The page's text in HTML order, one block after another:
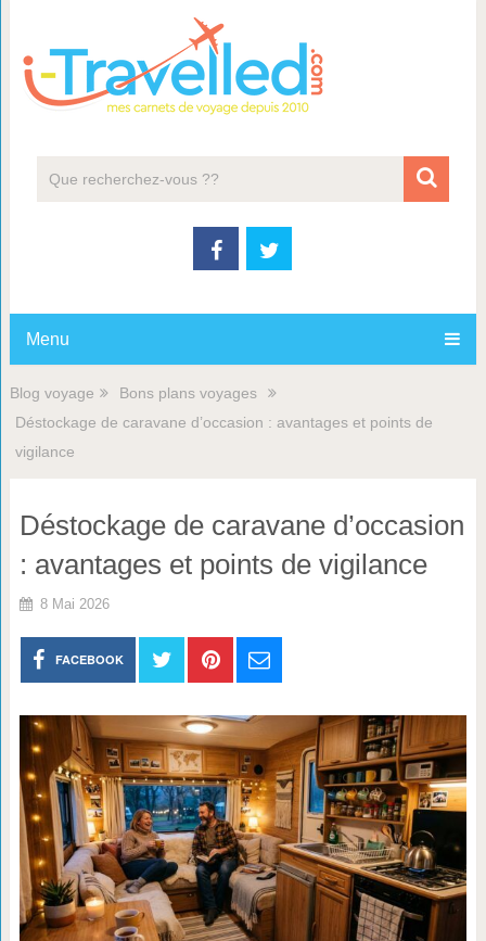
Menu
Blog voyage
Bons plans voyages
Déstockage de caravane d’occasion : avantages et points de
vigilance
Déstockage de caravane d’occasion
: avantages et points de vigilance
8 Mai 2026
FACEBOOK